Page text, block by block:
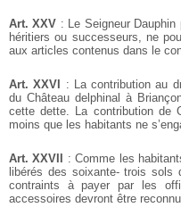
Art. XXV : Le Seigneur
héritiers ou successeurs, ne
aux articles contenus dans le
Art. XXVI : La contribution au
du Château delphinal à
cette dette. La contribution de
moins que les habitants ne
Art. XXVII : Comme les
libérés des soixante- trois sols
contraints à payer par les
accessoires devront être